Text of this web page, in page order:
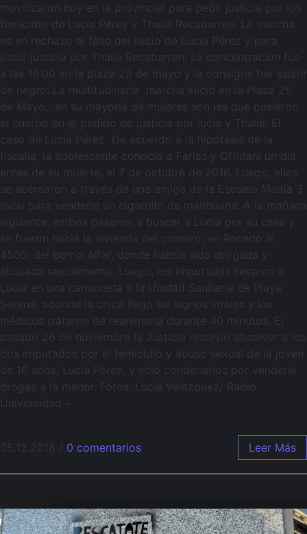
movilizaron hoy en la provincial para pedir justicia por los
femicidio de Lucía Pérez y Thalìa Recabarren. La marcha
es en rechazo al fallo del juicio de Lucía Pérez y para
pedir justicia por Thalía Recabarren. La concentración fue
a las 18:00 en la plaza 25 de mayo y la consigna fue asistir
de negro. La multitudinaria marcha inició en la Plaza 25
de Mayo, en su mayoría de mujeres son las que pusieron
el cuerpo en el pedido de justicia por lucía y Thalía. El
caso de Lucía Pérez De acuerdo a la hipótesis de la
fiscalía, la adolescente conoció a Farías y Offidani un día
antes de su muerte, el 7 de octubre de 2016. Luego, ellos
se acercaron a través de una amiga de la Escuela Media 3
local para venderle un cigarrillo de marihuana. A la mañana
siguiente, ambos pasaron a buscar a Lucía por su casa y
se fueron hacia la vivienda del primero, en Racedo al
4500, del barrio Alfar, donde habría sido drogada y
abusada sexualmente. Luego, los imputados llevaron a
Lucía en una camioneta a la Unidad Sanitaria de Playa
Serena, adonde la chica llegó sin signos vitales y los
médicos trataron de reanimarla durante 40 minutos. El
pasado 26 de noviembre la Justicia resolvió absolver a los
dos imputados por el femicidio y abuso sexual de la joven
de 16 años, Lucía Pérez, y sólo condenarlos por venderle
drogas a la menor. Fotos: Lucía Velazquez/ Radio
Universidad –
05.12.2018 0 comentarios Leer Más